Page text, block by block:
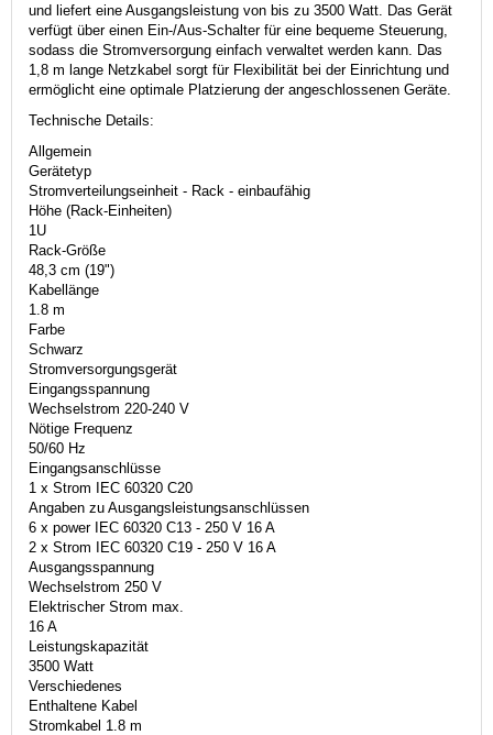
und liefert eine Ausgangsleistung von bis zu 3500 Watt. Das Gerät
verfügt über einen Ein-/Aus-Schalter für eine bequeme Steuerung,
sodass die Stromversorgung einfach verwaltet werden kann. Das
1,8 m lange Netzkabel sorgt für Flexibilität bei der Einrichtung und
ermöglicht eine optimale Platzierung der angeschlossenen Geräte.
Technische Details:
Allgemein
Gerätetyp
Stromverteilungseinheit - Rack - einbaufähig
Höhe (Rack-Einheiten)
1U
Rack-Größe
48,3 cm (19")
Kabellänge
1.8 m
Farbe
Schwarz
Stromversorgungsgerät
Eingangsspannung
Wechselstrom 220-240 V
Nötige Frequenz
50/60 Hz
Eingangsanschlüsse
1 x Strom IEC 60320 C20
Angaben zu Ausgangsleistungsanschlüssen
6 x power IEC 60320 C13 - 250 V 16 A
2 x Strom IEC 60320 C19 - 250 V 16 A
Ausgangsspannung
Wechselstrom 250 V
Elektrischer Strom max.
16 A
Leistungskapazität
3500 Watt
Verschiedenes
Enthaltene Kabel
Stromkabel 1.8 m